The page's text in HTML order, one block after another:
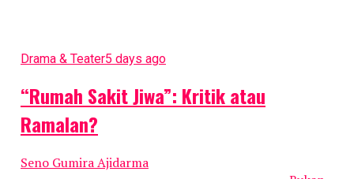
Drama & Teater5 days ago
“Rumah Sakit Jiwa”: Kritik atau
Ramalan?
Seno Gumira Ajidarma